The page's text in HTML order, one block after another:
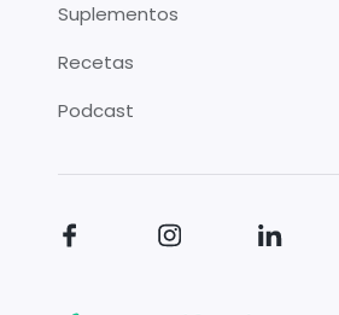
Suplementos
Recetas
Podcast